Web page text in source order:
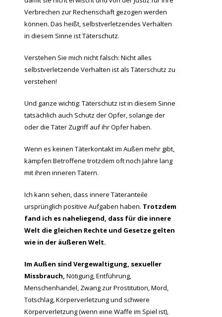
Verbrechen zur Rechenschaft gezogen werden
können. Das heißt, selbstverletzendes Verhalten
in diesem Sinne ist Täterschutz.
Verstehen Sie mich nicht falsch: Nicht alles
selbstverletzende Verhalten ist als Täterschutz zu
verstehen!
Und ganze wichtig: Täterschutz ist in diesem Sinne
tatsächlich auch Schutz der Opfer, solange der
oder die Täter Zugriff auf ihr Opfer haben.
Wenn es keinen Täterkontakt im Außen mehr gibt,
kämpfen Betroffene trotzdem oft noch Jahre lang
mit ihren inneren Tätern.
Ich kann sehen, dass innere Täteranteile
ursprünglich positive Aufgaben haben. Trotzdem
fand ich es naheliegend, dass für die innere
Welt die gleichen Rechte und Gesetze gelten
wie in der äußeren Welt.
Im Außen sind Vergewaltigung, sexueller
Missbrauch, Nötigung, Entführung,
Menschenhandel, Zwang zur Prostitution, Mord,
Totschlag, Körperverletzung und schwere
Körperverletzung (wenn eine Waffe im Spiel ist),